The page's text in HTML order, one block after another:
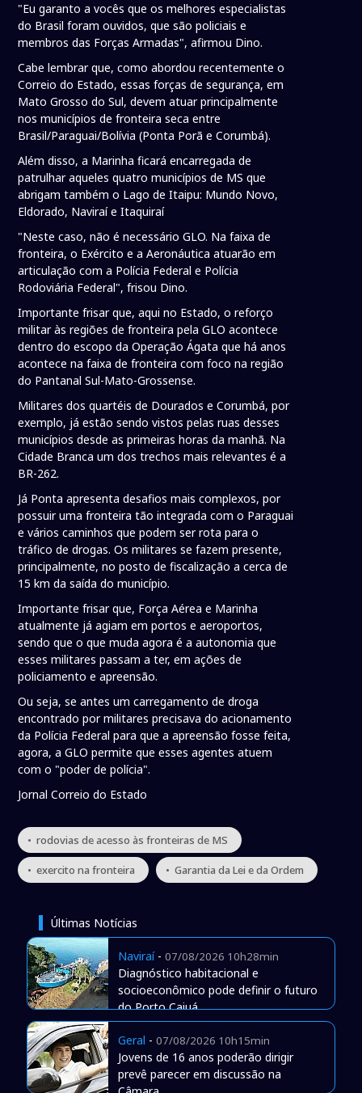
"Eu garanto a vocês que os melhores especialistas
do Brasil foram ouvidos, que são policiais e
membros das Forças Armadas", afirmou Dino.
Cabe lembrar que, como abordou recentemente o
Correio do Estado, essas forças de segurança, em
Mato Grosso do Sul, devem atuar principalmente
nos municípios de fronteira seca entre
Brasil/Paraguai/Bolívia (Ponta Porã e Corumbá).
Além disso, a Marinha ficará encarregada de
patrulhar aqueles quatro municípios de MS que
abrigam também o Lago de Itaipu: Mundo Novo,
Eldorado, Naviraí e Itaquiraí
"Neste caso, não é necessário GLO. Na faixa de
fronteira, o Exército e a Aeronáutica atuarão em
articulação com a Polícia Federal e Polícia
Rodoviária Federal", frisou Dino.
Importante frisar que, aqui no Estado, o reforço
militar às regiões de fronteira pela GLO acontece
dentro do escopo da Operação Ágata que há anos
acontece na faixa de fronteira com foco na região
do Pantanal Sul-Mato-Grossense.
Militares dos quartéis de Dourados e Corumbá, por
exemplo, já estão sendo vistos pelas ruas desses
municípios desde as primeiras horas da manhã. Na
Cidade Branca um dos trechos mais relevantes é a
BR-262.
Já Ponta apresenta desafios mais complexos, por
possuir uma fronteira tão integrada com o Paraguai
e vários caminhos que podem ser rota para o
tráfico de drogas. Os militares se fazem presente,
principalmente, no posto de fiscalização a cerca de
15 km da saída do município.
Importante frisar que, Força Aérea e Marinha
atualmente já agiam em portos e aeroportos,
sendo que o que muda agora é a autonomia que
esses militares passam a ter, em ações de
policiamento e apreensão.
Ou seja, se antes um carregamento de droga
encontrado por militares precisava do acionamento
da Polícia Federal para que a apreensão fosse feita,
agora, a GLO permite que esses agentes atuem
com o "poder de polícia".
Jornal Correio do Estado
• rodovias de acesso às fronteiras de MS
• exercito na fronteira • Garantia da Lei e da Ordem
Últimas Notícias
Naviraí- 07/08/2026 10h28min
Diagnóstico habitacional e
socioeconômico pode definir o futuro
do Porto Caiuá
Geral - 07/08/2026 10h15min
Jovens de 16 anos poderão dirigir
prevê parecer em discussão na